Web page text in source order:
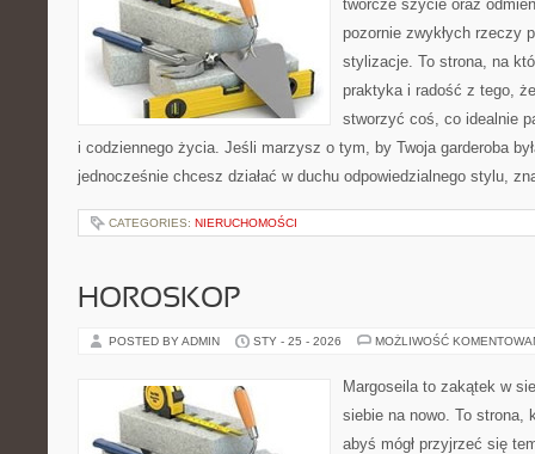
twórcze szycie oraz
pozornie zwykłych rzeczy
stylizacje. To strona, na
praktyka i radość z tego,
stworzyć coś, co idealnie
i codziennego życia. Jeśli marzysz o tym, by Twoja garderoba
jednocześnie chcesz działać w duchu odpowiedzialnego stylu,
CATEGORIES: NIERUCHOMOŚCI
HOROSKOP
POSTED BY ADMIN STY - 25 - 2026 MOŻLIWOŚĆ
Margoseila to zakątek w
siebie na nowo. To strona,
abyś mógł przyjrzeć się